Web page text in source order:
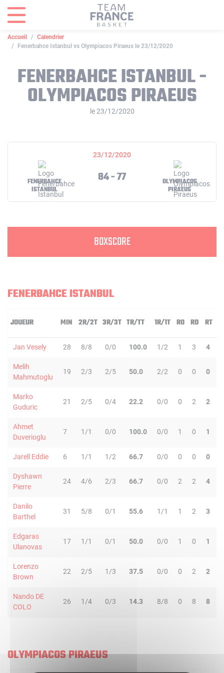
Accueil
Calendrier
Fenerbahce Istanbul vs Olympiacos Piraeus le 23/12/2020
FENERBAHCE ISTANBUL -
OLYMPIACOS PIRAEUS
le 23/12/2020
23/12/2020
FENERBAHCE
ISTANBUL
84 - 77
OLYMPIACOS
PIRAEUS
BOXSCORE
FENERBAHCE ISTANBUL
JOUEUR MIN 2R/2T 3R/3T TR/TT 1R/1T RO RD RT
Jan Vesely 28 8/8 0/0 100.0 1/2 1 3 4
Melih
Mahmutoglu
19 2/3 2/5 50.0 2/2 0 0 0
Marko
Guduric
21 2/5 0/4 22.2 0/0 0 2 2
Ahmet
Duverioglu
7 1/1 0/0 100.0 0/0 1 0 1
Jarell Eddie 6 1/1 1/2 66.7 0/0 0 0 0
Dyshawn
Pierre
24 4/6 2/3 66.7 0/0 2 2 4
Danilo
Barthel
31 5/8 0/1 55.6 1/1 1 2 3
Edgaras
Ulanovas
17 1/1 0/1 50.0 0/0 1 0 1
Lorenzo
Brown
22 2/5 1/3 37.5 0/0 0 2 2
Nando DE
COLO
26 1/4 0/3 14.3 8/8 0 8 8
OLYMPIACOS PIRAEUS
Panneau de gestion des cookies